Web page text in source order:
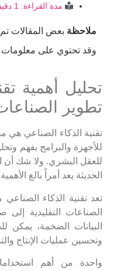
مدة القراءة: 1 دقيقة
ملاحظة بعض المقالات تم
وقد تحتوي على معلومات
تحليل أهمية
تطوير
تقنية الذكاء الصناعي هي
للأجهزة والبرامج بفهم
للعقل البشري. ولا شك أن
الحديثة يعد أمراً بالغ
تعد تقنية الذكاء
الصناعات التقليدية
البيانات الضخمة، يمكن
وتحسين عمليات الإنتاج
واحدة من أهم